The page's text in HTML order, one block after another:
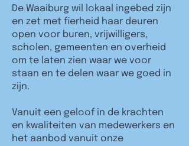
De Waaiburg wil lokaal ingebed zijn
en zet met fierheid haar deuren
open voor buren, vrijwilligers,
scholen, gemeenten en overheid
om te laten zien waar we voor
staan en te delen waar we goed in
zijn.
Vanuit een geloof in de krachten
en kwaliteiten van medewerkers en
het aanbod vanuit onze